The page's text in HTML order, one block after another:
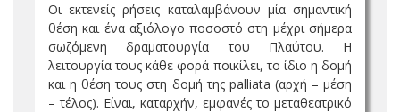
Οι εκτενείς ρήσεις καταλαμβάνουν μία σημαντική
θέση και ένα αξιόλογο ποσοστό στη μέχρι σήμερα
σωζόμενη δραματουργία του Πλαύτου. Η
λειτουργία τους κάθε φορά ποικίλει, το ίδιο η δομή
και η θέση τους στη δομή της palliata (αρχή – μέση
– τέλος). Είναι, καταρχήν, εμφανές το μεταθεατρικό